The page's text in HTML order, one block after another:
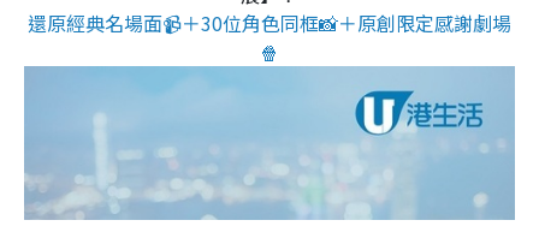
還原經典名場面📹＋30位角色同框📸＋原創限定感謝劇場
🍿